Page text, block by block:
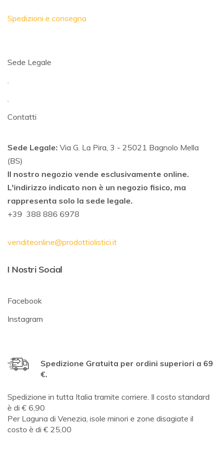
Spedizioni e consegna
Sede Legale
.
.
Contatti
Sede Legale: Via G. La Pira, 3 - 25021 Bagnolo Mella
(BS)
Il nostro negozio vende esclusivamente online.
L'indirizzo indicato non è un negozio fisico, ma
rappresenta solo la sede legale.
+39 388 886 6978
venditeonline@prodottiolistici.it
I Nostri Social
Facebook
Instagram
Spedizione Gratuita per ordini superiori a 69
€.
Spedizione in tutta Italia tramite corriere. Il costo standard
è di € 6,90
Per Laguna di Venezia, isole minori e zone disagiate il
costo è di € 25,00